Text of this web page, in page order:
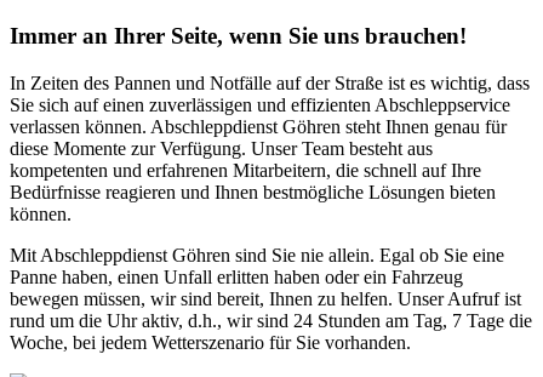
Immer an Ihrer Seite, wenn Sie uns brauchen!
In Zeiten des Pannen und Notfälle auf der Straße ist es wichtig, dass
Sie sich auf einen zuverlässigen und effizienten Abschleppservice
verlassen können. Abschleppdienst Göhren steht Ihnen genau für
diese Momente zur Verfügung. Unser Team besteht aus
kompetenten und erfahrenen Mitarbeitern, die schnell auf Ihre
Bedürfnisse reagieren und Ihnen bestmögliche Lösungen bieten
können.
Mit Abschleppdienst Göhren sind Sie nie allein. Egal ob Sie eine
Panne haben, einen Unfall erlitten haben oder ein Fahrzeug
bewegen müssen, wir sind bereit, Ihnen zu helfen. Unser Aufruf ist
rund um die Uhr aktiv, d.h., wir sind 24 Stunden am Tag, 7 Tage die
Woche, bei jedem Wetterszenario für Sie vorhanden.